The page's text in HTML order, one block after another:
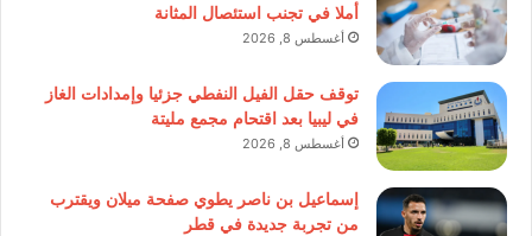
أملا في تجنب استئصال المثانة
أغسطس 8, 2026
توقف حقل الفيل النفطي جزئيا وإمدادات الغاز
في ليبيا بعد اقتحام مجمع مليتة
أغسطس 8, 2026
إسماعيل بن ناصر يطوي صفحة ميلان ويقترب
من تجربة جديدة في قطر